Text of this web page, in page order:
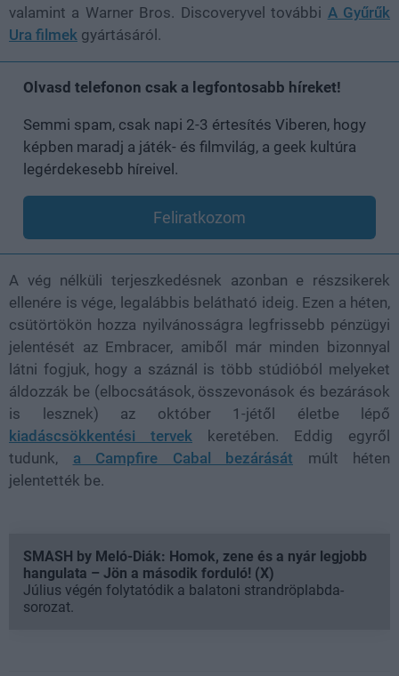
valamint a Warner Bros. Discoveryvel további A Gyűrűk
Ura filmek gyártásáról.
Olvasd telefonon csak a legfontosabb híreket!
Semmi spam, csak napi 2-3 értesítés Viberen, hogy
képben maradj a játék- és filmvilág, a geek kultúra
legérdekesebb híreivel.
Feliratkozom
A vég nélküli terjeszkedésnek azonban e részsikerek
ellenére is vége, legalábbis belátható ideig. Ezen a héten,
csütörtökön hozza nyilvánosságra legfrissebb pénzügyi
jelentését az Embracer, amiből már minden bizonnyal
látni fogjuk, hogy a száznál is több stúdióból melyeket
áldozzák be (elbocsátások, összevonások és bezárások
is lesznek) az október 1-jétől életbe lépő
kiadáscsökkentési tervek keretében. Eddig egyről
tudunk, a Campfire Cabal bezárását múlt héten
jelentették be.
SMASH by Meló-Diák: Homok, zene és a nyár legjobb
hangulata – Jön a második forduló! (X)
Július végén folytatódik a balatoni strandröplabda-
sorozat.